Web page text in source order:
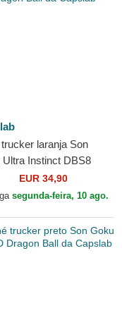
laranja Son
Ultra Instinct DBS8
Dragon Ball da
EUR 34,90
segunda-feira, 10 ago.